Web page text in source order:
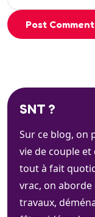
Post Comment
SNT ?
Sur ce blog, on
vie de couple et
tout à fait
vrac, on aborde
travaux,